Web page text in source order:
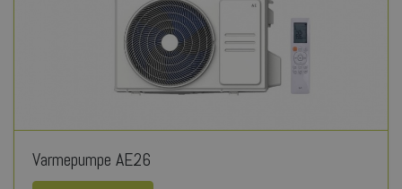
Varmepumpe AE26